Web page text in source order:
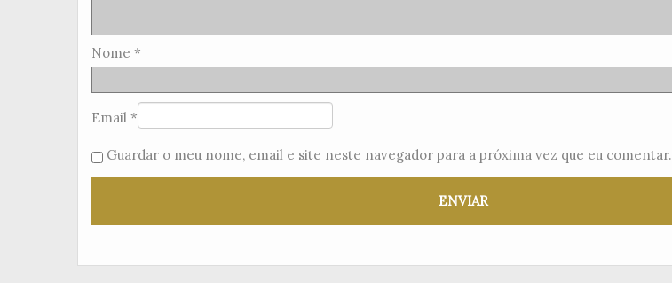
Nome *
Email *
Guardar o meu nome, email e site neste navegador para a próxima vez que eu comentar.